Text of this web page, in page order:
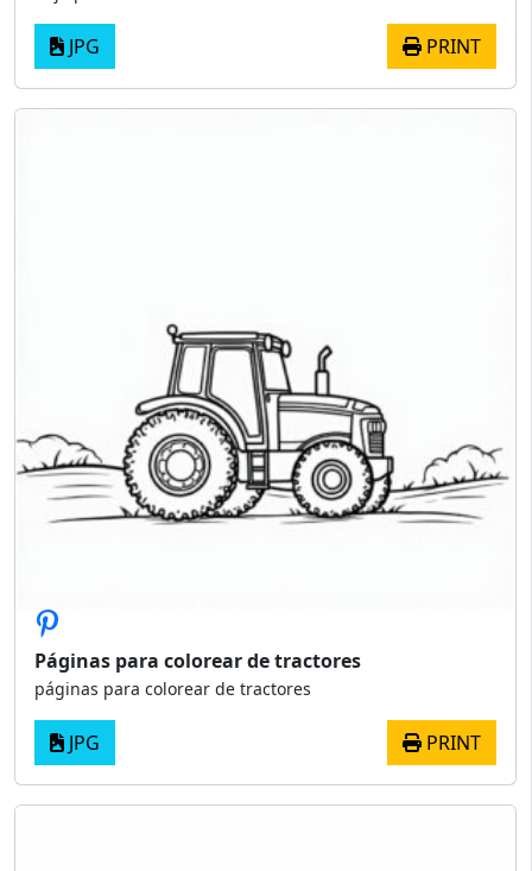
JPG PRINT
Páginas para colorear de tractores
páginas para colorear de tractores
JPG PRINT